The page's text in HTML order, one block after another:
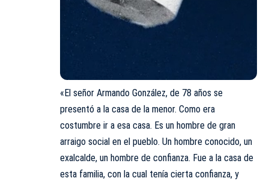
«El señor Armando González, de 78 años se
presentó a la casa de la menor. Como era
costumbre ir a esa casa. Es un hombre de gran
arraigo social en el pueblo. Un hombre conocido, un
exalcalde, un hombre de confianza. Fue a la casa de
esta familia, con la cual tenía cierta confianza, y